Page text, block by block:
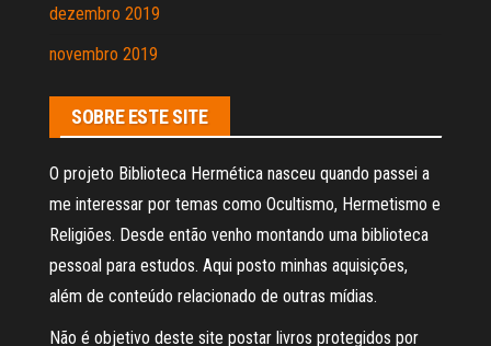
dezembro 2019
novembro 2019
SOBRE ESTE SITE
O projeto Biblioteca Hermética nasceu quando passei a
me interessar por temas como Ocultismo, Hermetismo e
Religiões. Desde então venho montando uma biblioteca
pessoal para estudos. Aqui posto minhas aquisições,
além de conteúdo relacionado de outras mídias.
Não é objetivo deste site postar livros protegidos por